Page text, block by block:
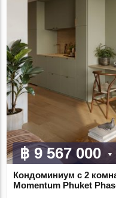
฿ 9 567 000
Кондоминиум с 2
Momentum Phuket